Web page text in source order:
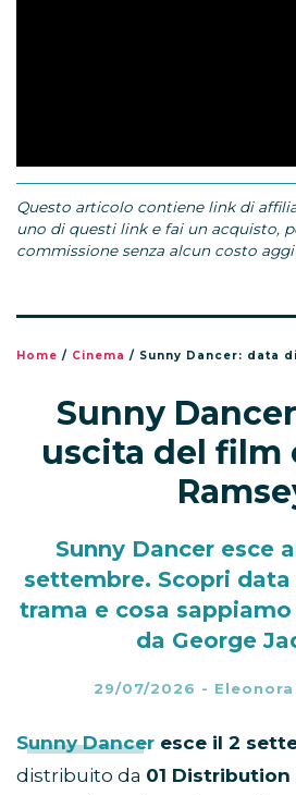
Questo articolo contiene link di
uno di questi link e fai un acquisto,
commissione senza alcun costo
Home / Cinema / Sunny Dancer: data di
Sunny
uscita del film
Sunny Dancer esce
settembre. Scopri
trama e cosa
da George
29/07/2026 -
Sunny Dancer esce il 2
distribuito da 01 Distribution